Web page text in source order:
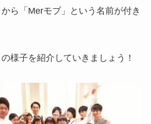
ら「Merモブ」という名前が付き
様子を紹介していきましょう！